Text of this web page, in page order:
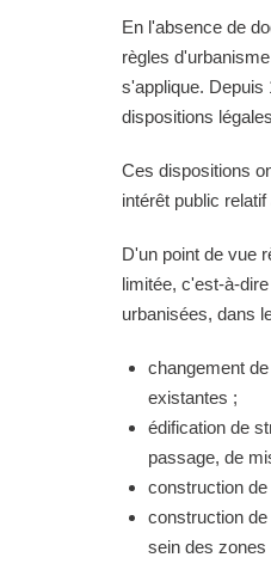
En l'absence de
règles
s'applique. Depuis
dispositions
Ces dispositions
intérêt public
D'un point de vue
limitée, c'est-à-
urbanisées, dans
changement
existantes ;
édification de
passage, de
construction
construction
sein des zones